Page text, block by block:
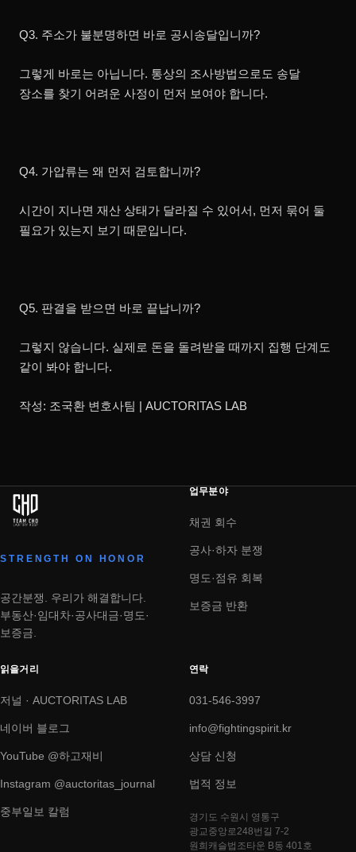
Q3. 주소가 불분명하면 바로 공시송달입니까?
그렇게 바로는 아닙니다. 통상의 조사방법으로도 송달
장소를 찾기 어려운 사정이 먼저 보여야 합니다.
Q4. 가압류는 왜 먼저 검토합니까?
시간이 지나면 재산 상태가 달라질 수 있어서, 먼저 묶어 둘
필요가 있는지 보기 때문입니다.
Q5. 판결을 받으면 바로 끝납니까?
그렇지 않습니다. 실제로 돈을 돌려받을 때까지 집행 단계도
같이 봐야 합니다.
작성: 조국환 변호사팀 | AUCTORITAS LAB
STRENGTH ON HONOR
공간분쟁. 우리가 해결합니다.
부동산·임대차·공사대금·명도·
보증금.
업무분야
채권 회수
공사·하자 분쟁
명도·점유 회복
보증금 반환
읽을거리
저널 · AUCTORITAS LAB
네이버 블로그
YouTube @하고재비
Instagram @auctoritas_journal
중부일보 칼럼
연락
031-546-3997
info@fightingspirit.kr
상담 신청
법적 정보
경기도 수원시 영통구
광교중앙로248번길 7-2
원희캐슬법조타운 B동 401호